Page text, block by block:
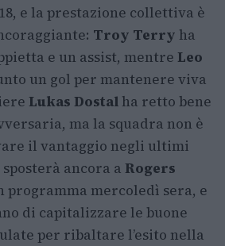
e la prestazione collettiva è
Troy Terry ha
e un assist, mentre Leo
un gol per mantenere viva
Lukas Dostal ha retto bene
ma la squadra non è
il vantaggio negli ultimi
ancora a Rogers
programma mercoledì sera, e
di capitalizzare le buone
per ribaltare l’esito nella